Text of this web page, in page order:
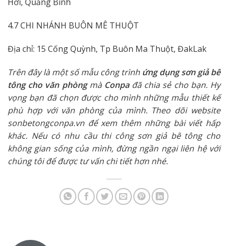
4.7 CHI NHÁNH BUÔN MÊ THUỘT
Địa chỉ: 15 Cống Quỳnh, Tp Buôn Ma Thuột, ĐakLak
Trên đây là một số mẫu công trình ứng dụng sơn giả bê
tông cho văn phòngmà Conpađã chia sẻ cho bạn. Hy
vọng bạn đã chọn được cho mình những mẫu thiết kế
phù hợp với văn phòng của mình. Theo dõi website
sonbetongconpa.vn để xem thêm những bài viết hấp
khác. Nếu có nhu cầu thi công sơn giả bê tông cho
không gian sống của mình, đừng ngần ngại liên hệ với
chúng tôi để được tư vấn chi tiết hơn nhé.